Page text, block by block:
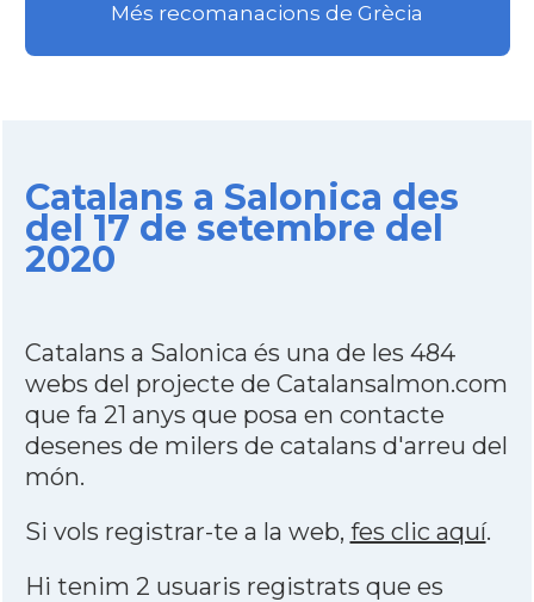
Més recomanacions de Grècia
Catalans a Salonica des
del 17 de setembre del
2020
Catalans a Salonica és una de les 484
webs del projecte de Catalansalmon.com
que fa 21 anys que posa en contacte
desenes de milers de catalans d'arreu del
món.
Si vols registrar-te a la web, fes clic aquí.
Hi tenim 2 usuaris registrats que es